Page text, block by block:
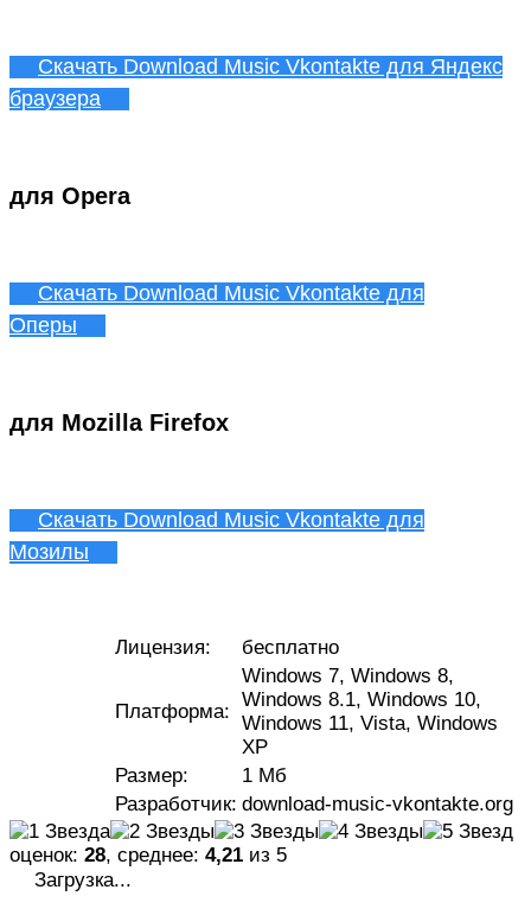
Скачать Download Music Vkontakte для Яндекс
браузера
для Opera
Скачать Download Music Vkontakte для
Оперы
для Mozilla Firefox
Скачать Download Music Vkontakte для
Мозилы
Лицензия: бесплатно
Платформа:
Windows 7, Windows 8,
Windows 8.1, Windows 10,
Windows 11, Vista, Windows
XP
Размер:
1 Мб
Разработчик: download-music-vkontakte.org
оценок: 28, среднее: 4,21 из 5
Загрузка...